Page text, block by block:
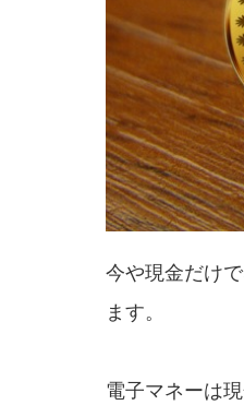
今や現金だけ
ます。
電子マネーは